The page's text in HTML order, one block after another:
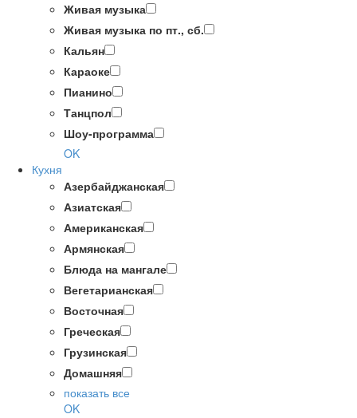
Живая музыка
Живая музыка по пт., сб.
Кальян
Караоке
Пианино
Танцпол
Шоу-программа
OK
Кухня
Азербайджанская
Азиатская
Американская
Армянская
Блюда на мангале
Вегетарианская
Восточная
Греческая
Грузинская
Домашняя
показать все
OK